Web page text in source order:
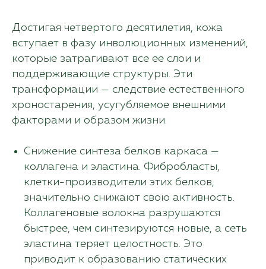
Достигая четвертого десятилетия, кожа
вступает в фазу инволюционных изменений,
которые затрагивают все ее слои и
поддерживающие структуры. Эти
трансформации — следствие естественного
хроностарения, усугубляемое внешними
факторами и образом жизни.
Снижение синтеза белков каркаса —
коллагена и эластина. Фибробласты,
клетки-производители этих белков,
значительно снижают свою активность.
Коллагеновые волокна разрушаются
быстрее, чем синтезируются новые, а сеть
эластина теряет целостность. Это
приводит к образованию статических